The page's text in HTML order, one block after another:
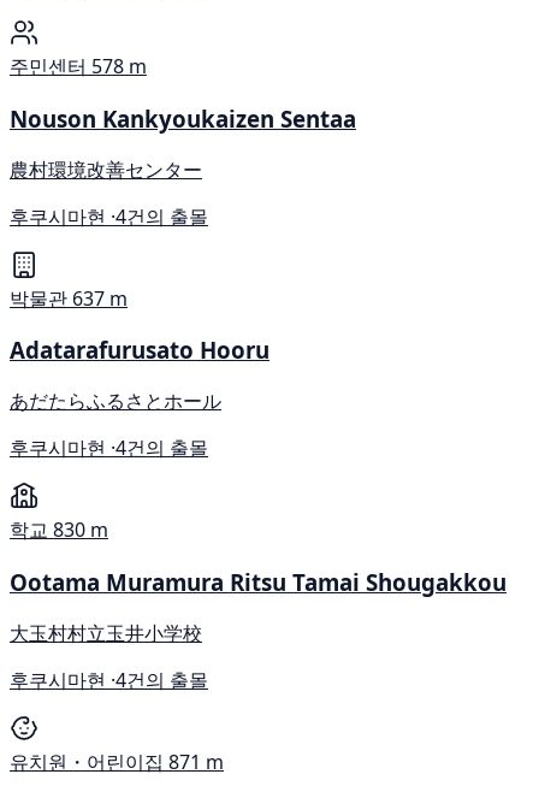
주민센터 578 m
Nouson Kankyoukaizen Sentaa
農村環境改善センター
후쿠시마현 ·4건의 출몰
박물관 637 m
Adatarafurusato Hooru
あだたらふるさとホール
후쿠시마현 ·4건의 출몰
학교 830 m
Ootama Muramura Ritsu Tamai Shougakkou
大玉村村立玉井小学校
후쿠시마현 ·4건의 출몰
유치원・어린이집 871 m